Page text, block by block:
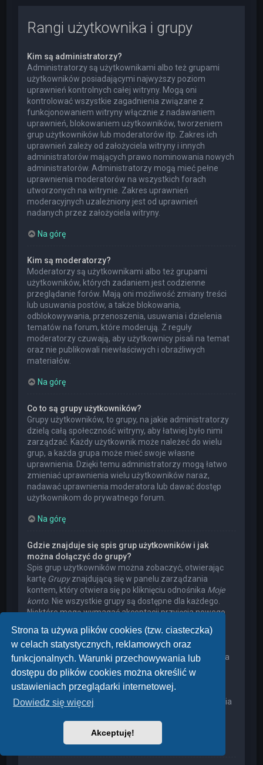
Strona ta używa plików cookies (tzw. ciasteczka)
w celach statystycznych, reklamowych oraz
funkcjonalnych. Warunki przechowywania lub
dostępu do plików cookies można określić w
ustawieniach przeglądarki internetowej.
Dowiedz się więcej
Akceptuję!
Rangi użytkownika i grupy
Kim są administratorzy?
Administratorzy są użytkownikami albo też grupami
użytkowników posiadającymi najwyższy poziom
uprawnień kontrolnych całej witryny. Mogą oni
kontrolować wszystkie zagadnienia związane z
funkcjonowaniem witryny włącznie z nadawaniem
uprawnień, blokowaniem użytkowników, tworzeniem
grup użytkowników lub moderatorów itp. Zakres ich
uprawnień zależy od założyciela witryny i innych
administratorów mających prawo nominowania nowych
administratorów. Administratorzy mogą mieć pełne
uprawnienia moderatorów na wszystkich forach
utworzonych na witrynie. Zakres uprawnień
moderacyjnych uzależniony jest od uprawnień
nadanych przez założyciela witryny.
Na górę
Kim są moderatorzy?
Moderatorzy są użytkownikami albo też grupami
użytkowników, których zadaniem jest codzienne
przeglądanie forów. Mają oni możliwość zmiany treści
lub usuwania postów, a także blokowania,
odblokowywania, przenoszenia, usuwania i dzielenia
tematów na forum, które moderują. Z reguły
moderatorzy czuwają, aby użytkownicy pisali na temat
oraz nie publikowali niewłaściwych i obraźliwych
materiałów.
Na górę
Co to są grupy użytkowników?
Grupy użytkowników, to grupy, na jakie administratorzy
dzielą całą społeczność witryny, aby łatwiej było nimi
zarządzać. Każdy użytkownik może należeć do wielu
grup, a każda grupa może mieć swoje własne
uprawnienia. Dzięki temu administratorzy mogą łatwo
zmieniać uprawnienia wielu użytkowników naraz,
nadawać uprawnienia moderatora lub dawać dostęp
użytkownikom do prywatnego forum.
Na górę
Gdzie znajduje się spis grup użytkowników i jak
można dołączyć do grupy?
Spis grup użytkowników można zobaczyć, otwierając
kartę Grupyznajdującą się w panelu zarządzania
kontem, który otwiera się po kliknięciu odnośnika Moje
konto. Nie wszystkie grupy są dostępne dla każdego.
Niektóre mogą wymagać akceptacji przyjęcia nowego
mogą mieć ukrytych członków. Użytkownik może
poprosić o przyjęcie do danej grupy, naciskając
odpowiedni przycisk. Prośba o przyjęcie do grupy, która
wymaga akceptacji przyjęcia nowego członka, musi
zostać zaakceptowana przez lidera grupy. Może on
poprosić użytkownika o podanie wyjaśnień, dlaczego
chce on dołączyć do tej grupy. W przypadku otrzymania
pytaniami – widocznie miał on swoje powody.
Na górę